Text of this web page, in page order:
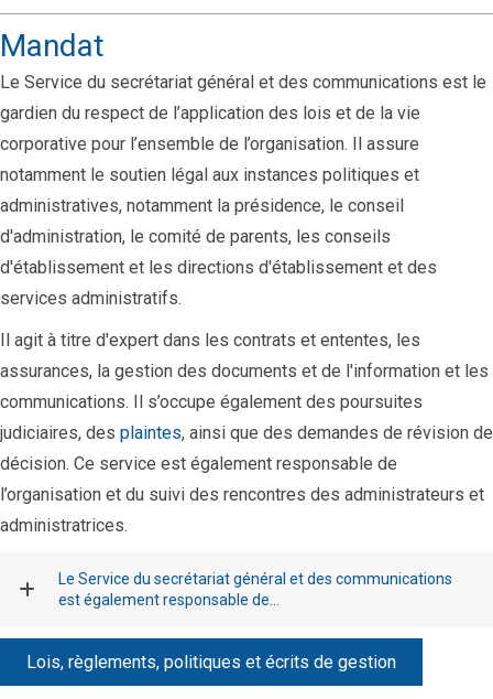
Mandat
Le Service du secrétariat général et des communications est le
gardien du respect de l’application des lois et de la vie
corporative pour l’ensemble de l’organisation. Il assure
notamment le soutien légal aux instances politiques et
administratives, notamment la présidence, le conseil
d'administration, le comité de parents, les conseils
d'établissement et les directions d'établissement et des
services administratifs.
Il agit à titre d'expert dans les contrats et ententes, les
assurances, la gestion des documents et de l'information et les
communications. Il s’occupe également des poursuites
judiciaires, des plaintes, ainsi que des demandes de révision de
décision. Ce service est également responsable de
l’organisation et du suivi des rencontres des administrateurs et
administratrices.
Le Service du secrétariat général et des communications
est également responsable de...
Lois, règlements, politiques et écrits de gestion